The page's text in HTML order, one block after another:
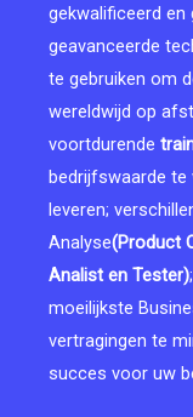
gekwalificeerd
geavanceerde
te gebruiken om
wereldwijd op
voortdurende
bedrijfswaarde te
leveren;
Analyse(Product
Analist en Tester)
moeilijkste
vertragingen te
succes voor uw